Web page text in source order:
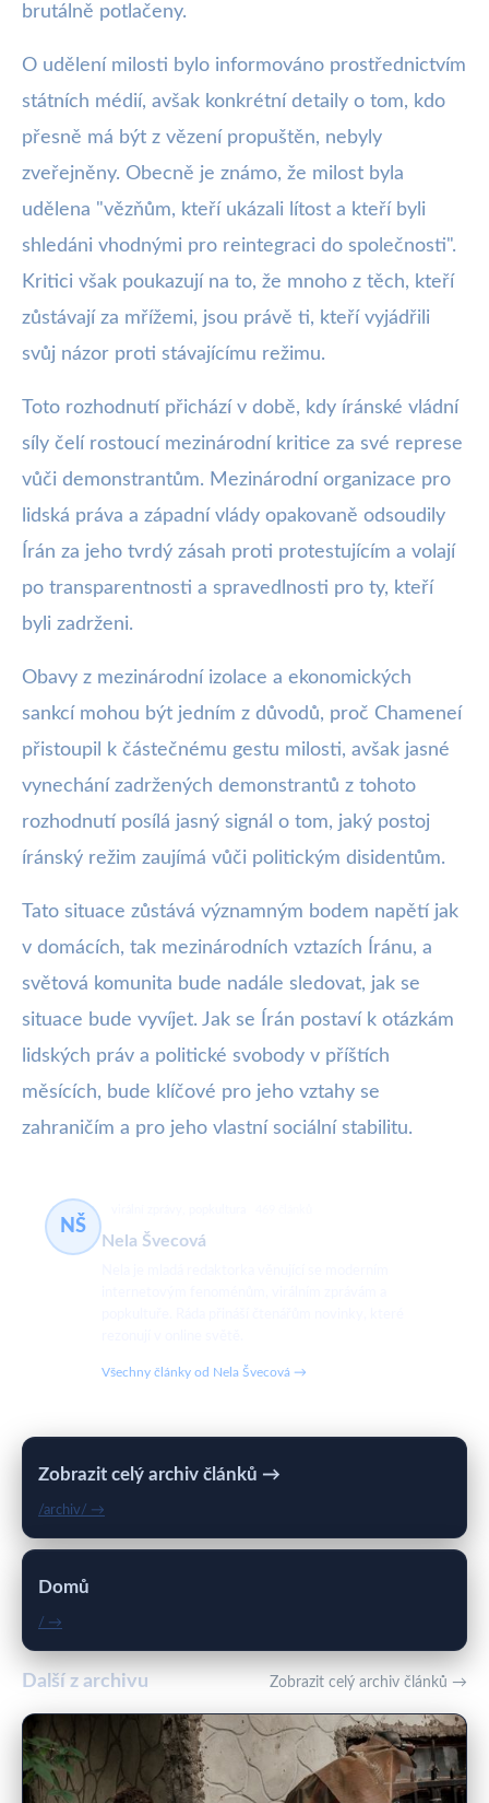
brutálně potlačeny.
O udělení milosti bylo informováno prostřednictvím
státních médií, avšak konkrétní detaily o tom, kdo
přesně má být z vězení propuštěn, nebyly
zveřejněny. Obecně je známo, že milost byla
udělena "vězňům, kteří ukázali lítost a kteří byli
shledáni vhodnými pro reintegraci do společnosti".
Kritici však poukazují na to, že mnoho z těch, kteří
zůstávají za mřížemi, jsou právě ti, kteří vyjádřili
svůj názor proti stávajícímu režimu.
Toto rozhodnutí přichází v době, kdy íránské vládní
síly čelí rostoucí mezinárodní kritice za své represe
vůči demonstrantům. Mezinárodní organizace pro
lidská práva a západní vlády opakovaně odsoudily
Írán za jeho tvrdý zásah proti protestujícím a volají
po transparentnosti a spravedlnosti pro ty, kteří
byli zadrženi.
Obavy z mezinárodní izolace a ekonomických
sankcí mohou být jedním z důvodů, proč Chameneí
přistoupil k částečnému gestu milosti, avšak jasné
vynechání zadržených demonstrantů z tohoto
rozhodnutí posílá jasný signál o tom, jaký postoj
íránský režim zaujímá vůči politickým disidentům.
Tato situace zůstává významným bodem napětí jak
v domácích, tak mezinárodních vztazích Íránu, a
světová komunita bude nadále sledovat, jak se
situace bude vyvíjet. Jak se Írán postaví k otázkám
lidských práv a politické svobody v příštích
měsících, bude klíčové pro jeho vztahy se
zahraničím a pro jeho vlastní sociální stabilitu.
NŠ
Nela Švecová
Všechny články od Nela Švecová →
Zobrazit celý archiv článků →
/archiv/ →
Domů
/ →
Další z archivu Zobrazit celý archiv článků →